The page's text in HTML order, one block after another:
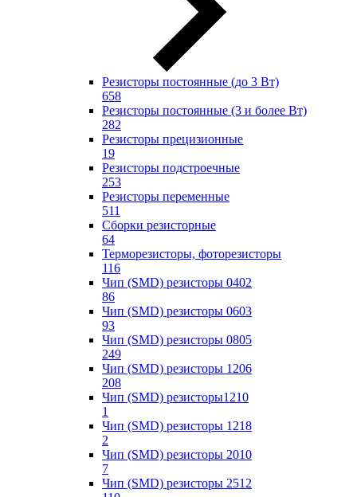
Резисторы постоянные (до 3 Вт)
658
Резисторы постоянные (3 и более Вт)
282
Резисторы прецизионные
19
Резисторы подстроечные
253
Резисторы переменные
511
Сборки резисторные
64
Терморезисторы, фоторезисторы
116
Чип (SMD) резисторы 0402
86
Чип (SMD) резисторы 0603
93
Чип (SMD) резисторы 0805
249
Чип (SMD) резисторы 1206
208
Чип (SMD) резисторы1210
1
Чип (SMD) резисторы 1218
2
Чип (SMD) резисторы 2010
7
Чип (SMD) резисторы 2512